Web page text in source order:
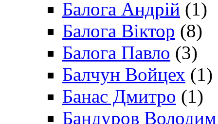
Балога Андрій (1)
Балога Віктор (8)
Балога Павло (3)
Балчун Войцех (1)
Банас Дмитро (1)
Бандуров